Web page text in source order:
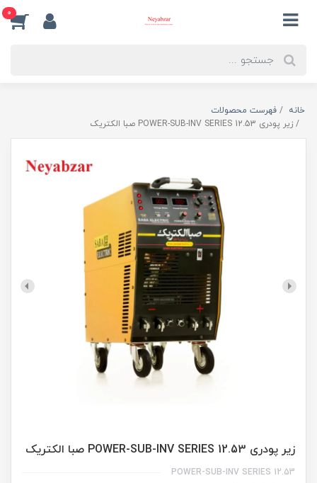
0
خانه
فهرست محصولات
زیر پودری POWER-SUB-INV SERIES 12.53 صبا الکتریک
زیر پودری POWER-SUB-INV SERIES 12.53 صبا الکتریک
POWER-SUB-INV SERIES 12.53